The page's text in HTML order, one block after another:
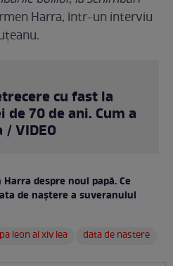
Harra, într-un interviu
cu fast la
70 de ani. Cum a
VIDEO
despre noul papă. Ce
de naștere a suveranului
leon al xiv lea data de nastere